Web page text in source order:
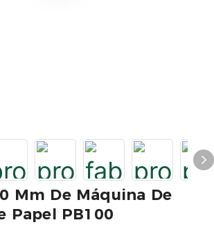
Mm De Máquina De
Papel PB100